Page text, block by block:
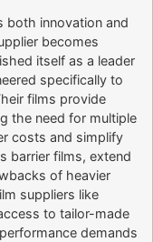
both innovation and
becomes
itself as a leader
specifically to
films provide
the need for multiple
costs and simplify
barrier films, extend
of heavier
suppliers like
to tailor-made
demands